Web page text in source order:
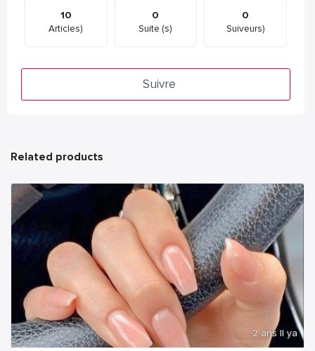
10
Articles)
0
Suite (s)
0
Suiveurs)
Suivre
Related products
2 ans Il ya